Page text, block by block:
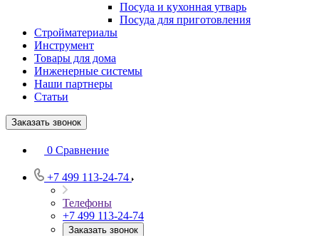
Посуда и кухонная утварь
Посуда для приготовления
Стройматериалы
Инструмент
Товары для дома
Инженерные системы
Наши партнеры
Статьи
Заказать звонок
0 Сравнение
+7 499 113-24-74
Телефоны
+7 499 113-24-74
Заказать звонок